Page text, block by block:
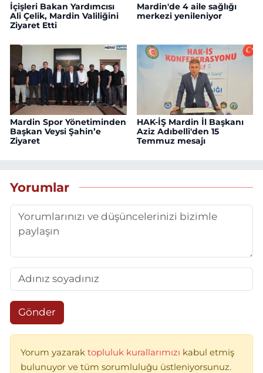
İçişleri Bakan Yardımcısı
Ali Çelik, Mardin Valiliğini
Ziyaret Etti
Mardin'de 4 aile sağlığı
merkezi yenileniyor
Mardin Spor Yönetiminden
Başkan Veysi Şahin’e
Ziyaret
HAK-İŞ Mardin İl Başkanı
Aziz Adıbelli'den 15
Temmuz mesajı
Yorumlar
Gönder
Yorum yazarak topluluk kurallarımızı kabul etmiş
bulunuyor ve tüm sorumluluğu üstleniyorsunuz.